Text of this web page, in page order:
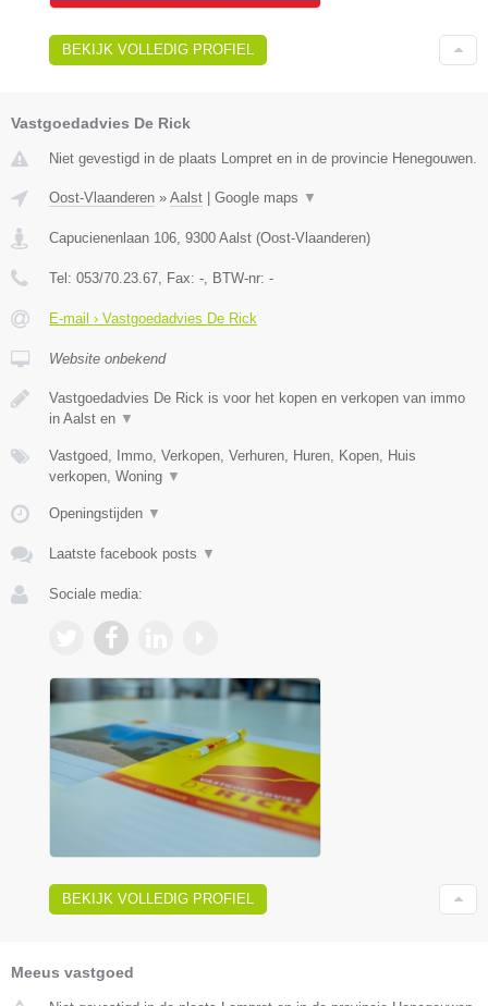
BEKIJK VOLLEDIG PROFIEL
Vastgoedadvies De Rick
Niet gevestigd in de plaats Lompret en in de provincie Henegouwen.
Oost-Vlaanderen » Aalst Google maps ▼
Capucienenlaan 106 9300 Aalst (Oost-Vlaanderen)
Tel: 053/70.23.67 , Fax: - , BTW-nr: -
E-mail › Vastgoedadvies De Rick
Website onbekend
Vastgoedadvies De Rick is voor het kopen en verkopen van immo
in Aalst en ▼
Vastgoed, Immo, Verkopen, Verhuren, Huren, Kopen, Huis
verkopen, Woning ▼
Openingstijden ▼
Laatste facebook posts ▼
Sociale media:
BEKIJK VOLLEDIG PROFIEL
Meeus vastgoed